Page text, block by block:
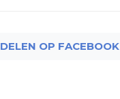
DELEN OP FACEBOOK